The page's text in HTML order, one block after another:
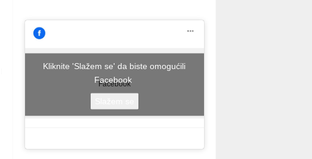
Facebook
Kliknite 'Slažem se' da biste omogućili
Facebook